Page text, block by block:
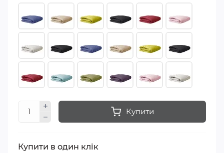
Купити
Купити в один клік